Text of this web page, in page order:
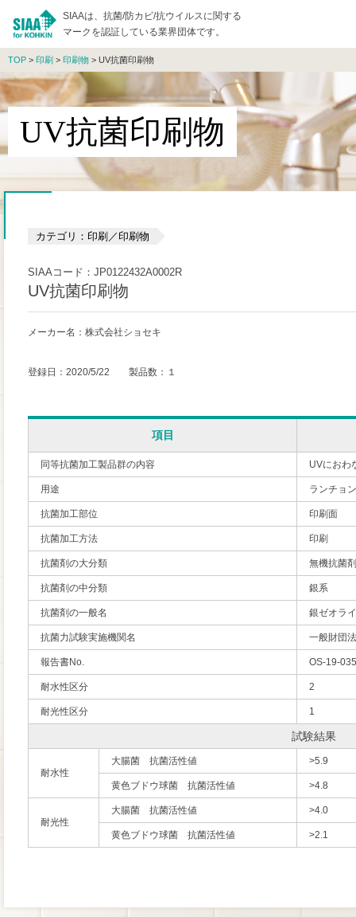
SIAAは、抗菌/防カビ/抗ウイルスに関する
マークを認証している業界団体です。
TOP > 印刷 > 印刷物 > UV抗菌印刷物
UV抗菌印刷物
カテゴリ：印刷／印刷物
SIAAコード：JP0122432A0002R
UV抗菌印刷物
メーカー名：株式会社ショセキ
登録日：2020/5/22 製品数：１
項目
同等抗菌加工製品群の内容 UVにおわ
用途 ランチョ
抗菌加工部位 印刷面
抗菌加工方法 印刷
抗菌剤の大分類 無機抗菌剤
抗菌剤の中分類 銀系
抗菌剤の一般名 銀ゼオラ
抗菌力試験実施機関名 一般財団
報告書No. OS-19-
耐水性区分 2
耐光性区分 1
試験結果
耐水性
大腸菌 抗菌活性値 >5.9
黄色ブドウ球菌 抗菌活性値 >4.8
耐光性
大腸菌 抗菌活性値 >4.0
黄色ブドウ球菌 抗菌活性値 >2.1